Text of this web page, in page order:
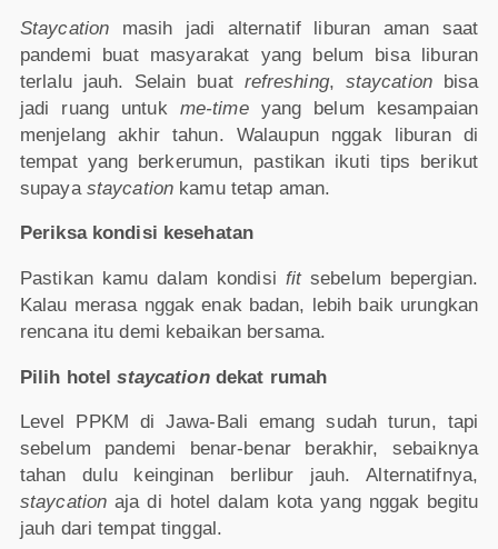
Staycation masih jadi alternatif liburan aman saat
pandemi buat masyarakat yang belum bisa liburan
terlalu jauh. Selain buat refreshing, staycation bisa
jadi ruang untuk me-timeyang belum kesampaian
menjelang akhir tahun. Walaupun nggak liburan di
tempat yang berkerumun, pastikan ikuti tips berikut
supaya staycation kamu tetap aman.
Periksa kondisi kesehatan
Pastikan kamu dalam kondisi fitsebelum bepergian.
Kalau merasa nggak enak badan, lebih baik urungkan
rencana itu demi kebaikan bersama.
Pilih hotelstaycationdekat rumah
Level PPKM di Jawa-Bali emang sudah turun, tapi
sebelum pandemi benar-benar berakhir, sebaiknya
tahan dulu keinginan berlibur jauh. Alternatifnya,
staycation aja di hotel dalam kota yang nggak begitu
jauh dari tempat tinggal.